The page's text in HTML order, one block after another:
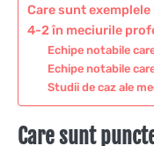
Care sunt
4-2 în meciurile
Echipe notabile
Echipe notabile
Studii de caz ale
Care sunt